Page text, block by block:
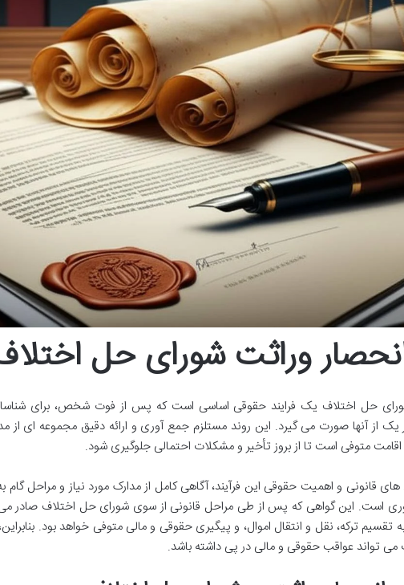
وراثت شورای حل
حل اختلاف یک فرایند حقوقی اساسی است که پس از فوت شخص، برای
یک از آنها صورت می گیرد. این روند مستلزم جمع آوری و ارائه دقیق مجموعه ای از
متوفی است تا از بروز تأخیر و مشکلات احتمالی جلوگیری شود.
قانونی و اهمیت حقوقی این فرآیند، آگاهی کامل از مدارک مورد نیاز و مراحل گام
است. این گواهی که پس از طی مراحل قانونی از سوی شورای حل اختلاف صادر
تقسیم ترکه، نقل و انتقال اموال، و پیگیری حقوقی و مالی متوفی خواهد بود.
می تواند عواقب حقوقی و مالی در پی داشته باشد.